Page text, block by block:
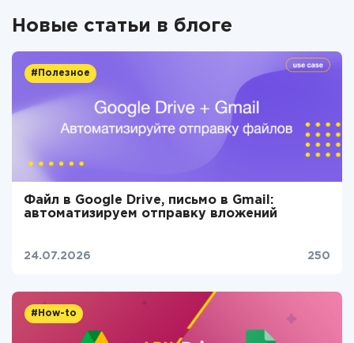
Новые статьи в блоге
#Полезное
Файл в Google Drive, письмо в Gmail:
автоматизируем отправку вложений
24.07.2026 250
#How-to